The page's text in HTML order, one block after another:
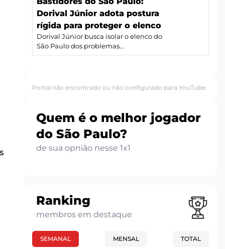
Dorival Júnior adota postura
rígida para proteger o elenco
Dorival Júnior busca isolar o elenco do
São Paulo dos problemas...
Portal não encontrado ou não configurado para YouTube.
Quem é o melhor jogador
do São Paulo?
de sua opnião nesse 1x1
Ranking
membros em destaque
SEMANAL MENSAL TOTAL